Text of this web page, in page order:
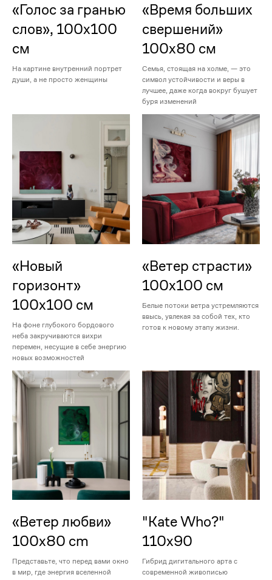
«Голос за гранью
слов», 100х100
см
На картине внутренний портрет
души, а не просто женщины
«Время больших
свершений»
100х80 см
Семья, стоящая на холме, — это
символ устойчивости и веры в
лучшее, даже когда вокруг бушует
буря изменений
«Новый
горизонт»
100х100 см
На фоне глубокого бордового
неба закручиваются вихри
перемен, несущие в себе энергию
новых возможностей
«Ветер страсти»
100х100 см
Белые потоки ветра устремляются
ввысь, увлекая за собой тех, кто
готов к новому этапу жизни.
«Ветер любви»
100х80 cm
Представьте, что перед вами окно
в мир, где энергия вселенной
"Kate Who?"
110x90
Гибрид дигитального арта с
современной живописью